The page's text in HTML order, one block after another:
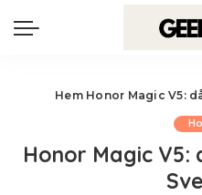
Hem Honor Magic V5:
Honor Magic